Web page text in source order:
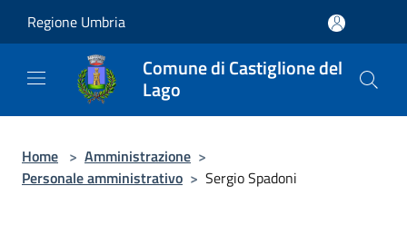
Regione Umbria
Comune di Castiglione del
Lago
Home > Amministrazione >
Personale amministrativo > Sergio Spadoni